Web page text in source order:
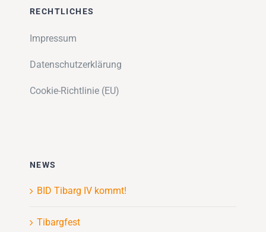
RECHTLICHES
Impressum
Datenschutzerklärung
Cookie-Richtlinie (EU)
NEWS
BID Tibarg IV kommt!
Tibargfest